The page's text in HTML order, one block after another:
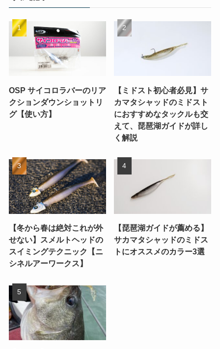
OSP サイコロラバーのリア
クションダウンショットリ
グ【使い方】
【ミドスト初心者必見】サ
カマタシャッドのミドスト
におすすめなタックルも交
えて、琵琶湖ガイドが詳し
く解説
【冬から春は絶対これが外
せない】スメルトヘッドの
スイミングテクニック【ニ
シネルアーワークス】
【琵琶湖ガイドが薦める】
サカマタシャッドのミドス
トにオススメのカラー3選